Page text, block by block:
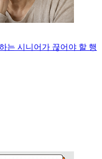
는 시니어가 끊어야 할 행